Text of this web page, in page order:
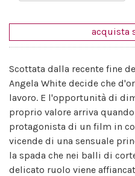
acquista
Scottata dalla recente fine
Angela White decide che
lavoro. E l'opportunità di
proprio valore arriva
protagonista di un film in
vicende di una sensuale
la spada che nei balli di
delicato ruolo viene